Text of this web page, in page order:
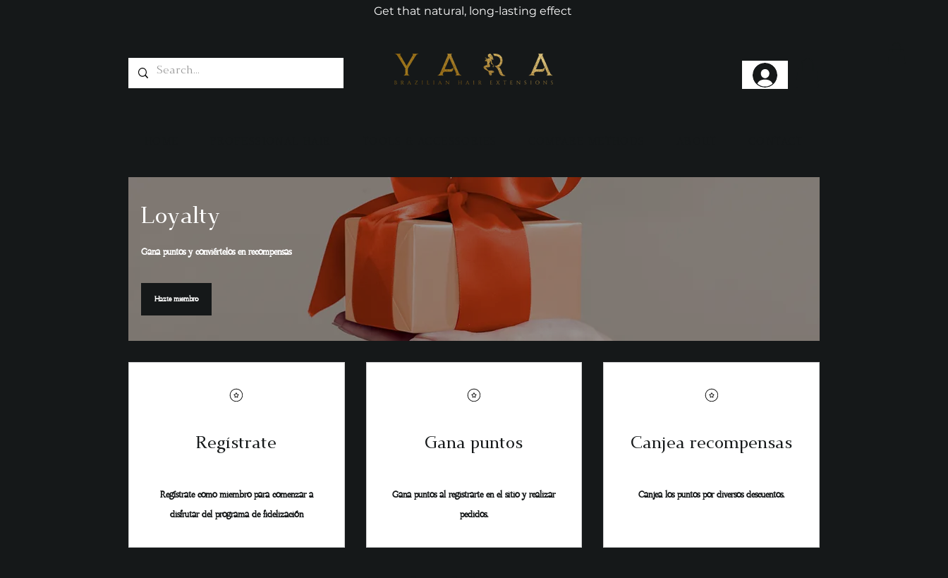
Get that natural, long-lasting effect
Loyalty
Gana puntos y conviértelos en recompensas
Hazte miembro
Regístrate
Regístrate como miembro para comenzar a
disfrutar del programa de fidelización
Gana puntos
Gana puntos al registrarte en el sitio y realizar
pedidos.
Canjea recompensas
Canjea los puntos por diversos descuentos.